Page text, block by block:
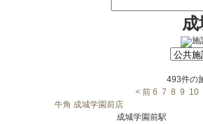
493件の
< 前 6 7 8 9 10
牛角 成城学園前店
成城学園前駅